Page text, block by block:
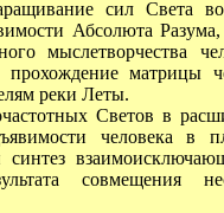
сил Света во
Абсолюта
мыслетворчества
матрицы
реки Леты.
Светов в
человека в
синтез
совмещения